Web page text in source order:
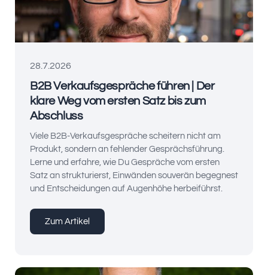
28.7.2026
B2B Verkaufsgespräche führen | Der
klare Weg vom ersten Satz bis zum
Abschluss
Viele B2B-Verkaufsgespräche scheitern nicht am
Produkt, sondern an fehlender Gesprächsführung.
Lerne und erfahre, wie Du Gespräche vom ersten
Satz an strukturierst, Einwänden souverän begegnest
und Entscheidungen auf Augenhöhe herbeiführst.
Zum Artikel